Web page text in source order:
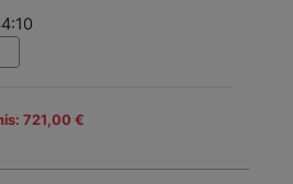
721,00 €